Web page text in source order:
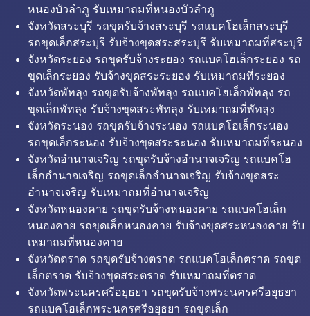
หนองบัวลำภู รับเหมาถมที่หนองบัวลำภู
จังหวัดสระบุรี รถขุดรับจ้างสระบุรี รถแบคโฮเล็กสระบุรี
รถขุดเล็กสระบุรี รับจ้างขุดสระสระบุรี รับเหมาถมที่สระบุรี
จังหวัดระยอง รถขุดรับจ้างระยอง รถแบคโฮเล็กระยอง รถ
ขุดเล็กระยอง รับจ้างขุดสระระยอง รับเหมาถมที่ระยอง
จังหวัดพัทลุง รถขุดรับจ้างพัทลุง รถแบคโฮเล็กพัทลุง รถ
ขุดเล็กพัทลุง รับจ้างขุดสระพัทลุง รับเหมาถมที่พัทลุง
จังหวัดระนอง รถขุดรับจ้างระนอง รถแบคโฮเล็กระนอง
รถขุดเล็กระนอง รับจ้างขุดสระระนอง รับเหมาถมที่ระนอง
จังหวัดอำนาจเจริญ รถขุดรับจ้างอำนาจเจริญ รถแบคโฮ
เล็กอำนาจเจริญ รถขุดเล็กอำนาจเจริญ รับจ้างขุดสระ
อำนาจเจริญ รับเหมาถมที่อำนาจเจริญ
จังหวัดหนองคาย รถขุดรับจ้างหนองคาย รถแบคโฮเล็ก
หนองคาย รถขุดเล็กหนองคาย รับจ้างขุดสระหนองคาย รับ
เหมาถมที่หนองคาย
จังหวัดตราด รถขุดรับจ้างตราด รถแบคโฮเล็กตราด รถขุด
เล็กตราด รับจ้างขุดสระตราด รับเหมาถมที่ตราด
จังหวัดพระนครศรีอยุธยา รถขุดรับจ้างพระนครศรีอยุธยา
รถแบคโฮเล็กพระนครศรีอยุธยา รถขุดเล็ก